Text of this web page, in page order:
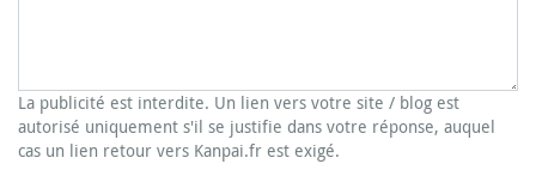
La publicité est interdite. Un lien vers votre site / blog est
autorisé uniquement s'il se justifie dans votre réponse, auquel
cas un lien retour vers Kanpai.fr est exigé.